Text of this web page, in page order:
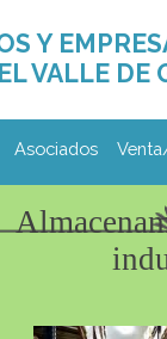
Y
VALLE DE
Asociados